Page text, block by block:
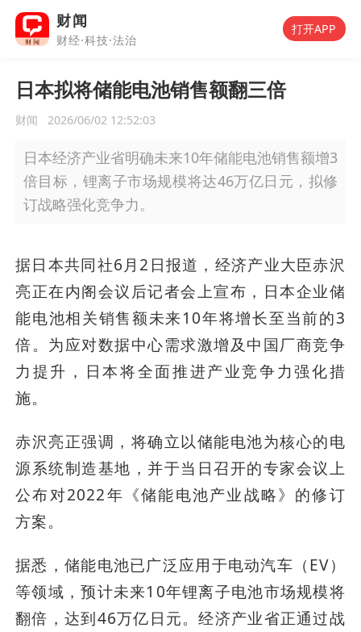
财闻
财经·科技·法治
打开APP
日本拟将储能电池销售额翻三倍
财闻 2026/06/02 12:52:03
日本经济产业省明确未来10年储能电池销售额增3
倍目标，锂离子市场规模将达46万亿日元，拟修
订战略强化竞争力。
据日本共同社6月2日报道，经济产业大臣赤沢
亮正在内阁会议后记者会上宣布，日本企业储
能电池相关销售额未来10年将增长至当前的3
倍。为应对数据中心需求激增及中国厂商竞争
力提升，日本将全面推进产业竞争力强化措
施。
赤沢亮正强调，将确立以储能电池为核心的电
源系统制造基地，并于当日召开的专家会议上
公布对2022年《储能电池产业战略》的修订
方案。
据悉，储能电池已广泛应用于电动汽车（EV）
等领域，预计未来10年锂离子电池市场规模将
翻倍，达到46万亿日元。经济产业省正通过战